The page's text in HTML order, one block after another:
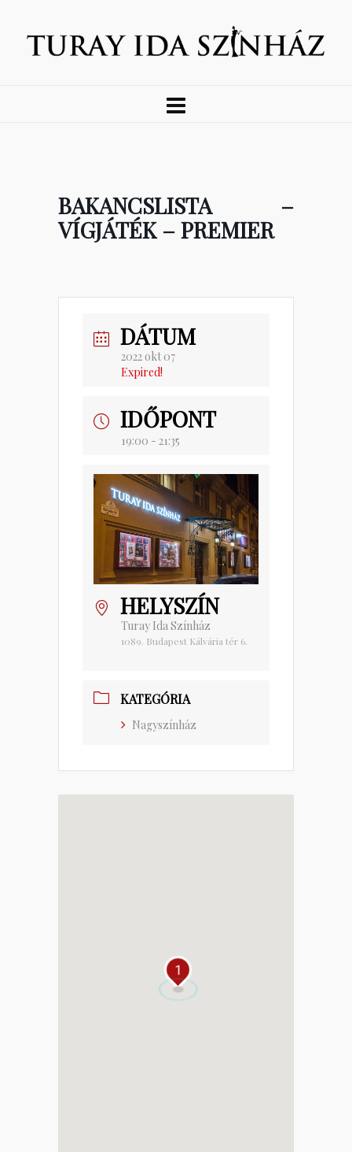
BAKANCSLISTA –
VÍGJÁTÉK – PREMIER
DÁTUM
2022 okt 07
Expired!
IDŐPONT
19:00 - 21:35
HELYSZÍN
Turay Ida Színház
1089. Budapest Kálvária tér 6.
KATEGÓRIA
Nagyszínház
1